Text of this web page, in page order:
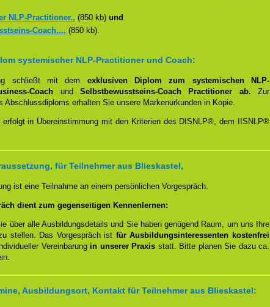
NLP-Practitioner.. (850 kb) und
Coach.... (850 kb).
systemischer NLP-Practitioner und Coach:
schließt mit dem exklusiven Diplom zum systemischen NLP-
Coach undSelbstbewusstseins-Coach Practitioner ab.Zur
Abschlussdiploms erhalten Sie unsere Markenurkunden in Kopie.
erfolgt in Übereinstimmung mit den Kriterien des DISNLP®, dem IISNLP®
für Teilnehmer aus Blieskastel,
ist eine Teilnahme an einem persönlichen Vorgespräch.
dient zum gegenseitigen Kennenlernen:
über alle Ausbildungsdetails und Sie haben genügend Raum, um uns Ihre
stellen. Das Vorgespräch ist für Ausbildungsinteressenten kostenfrei
Vereinbarung in unserer Praxis statt. Bitte planen Sie dazu ca.
Ausbildungsort, Kontakt für Teilnehmer aus Blieskastel: